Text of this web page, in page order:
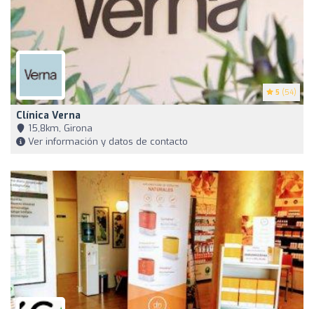
5 (54)
Clínica Verna
15,8km, Girona
Ver información y datos de contacto